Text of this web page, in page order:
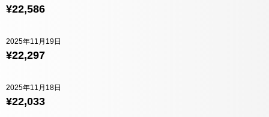
¥22,586
¥22,297
2025年11月19日
¥22,033
2025年11月18日